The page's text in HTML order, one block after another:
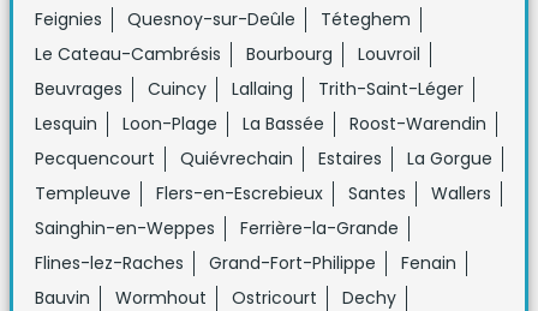
Feignies
Quesnoy-sur-Deûle
Téteghem
Le Cateau-Cambrésis
Bourbourg
Louvroil
Beuvrages
Cuincy Lallaing
Trith-Saint-Léger
Lesquin
Loon-Plage La Bassée
Roost-Warendin
Pecquencourt
Quiévrechain Estaires
La Gorgue
Templeuve
Flers-en-Escrebieux Santes
Wallers
Sainghin-en-Weppes
Ferrière-la-Grande
Flines-lez-Raches
Grand-Fort-Philippe
Fenain
Bauvin
Wormhout Ostricourt Dechy